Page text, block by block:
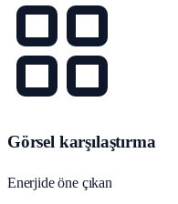
Görsel karşılaştırma
Enerjide öne çıkan